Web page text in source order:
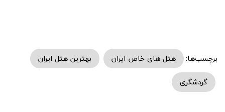
برچسب‌ها: هتل های خاص ایران
بهترین هتل ایران
گردشگری